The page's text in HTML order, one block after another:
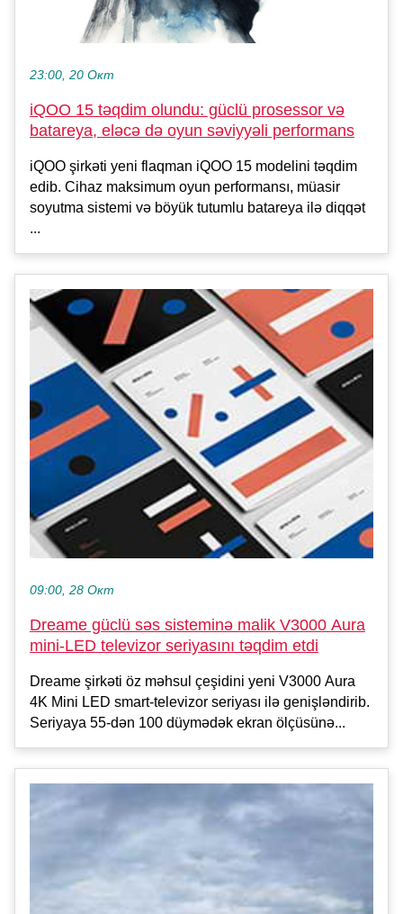
23:00, 20 Окт
iQOO 15 təqdim olundu: güclü prosessor və
batareya, eləcə də oyun səviyyəli performans
iQOO şirkəti yeni flaqman iQOO 15 modelini təqdim
edib. Cihaz maksimum oyun performansı, müasir
soyutma sistemi və böyük tutumlu batareya ilə diqqət
...
09:00, 28 Окт
Dreame güclü səs sisteminə malik V3000 Aura
mini-LED televizor seriyasını təqdim etdi
Dreame şirkəti öz məhsul çeşidini yeni V3000 Aura
4K Mini LED smart-televizor seriyası ilə genişləndirib.
Seriyaya 55-dən 100 düymədək ekran ölçüsünə...